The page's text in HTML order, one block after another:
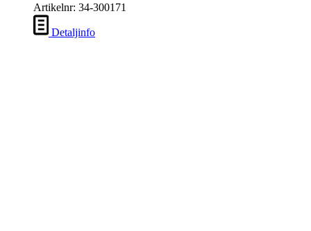
Artikelnr: 34-300171
Detaljinfo